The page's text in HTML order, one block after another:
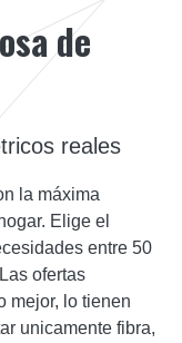
de
reales
la máxima
Elige el
entre 50
ofertas
mejor, lo tienen
unicamente fibra,